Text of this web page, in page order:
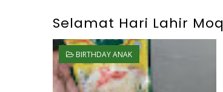
Selamat Hari Lahir Moq
BIRTHDAY ANAK